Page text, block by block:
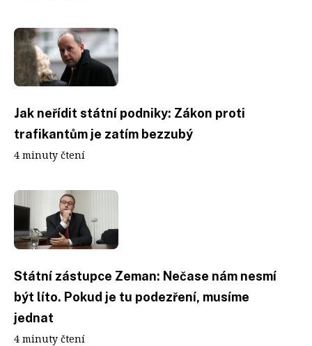
Jak neřídit státní podniky: Zákon proti
trafikantům je zatím bezzubý
4 minuty čtení
Státní zástupce Zeman: Nečase nám nesmí
být líto. Pokud je tu podezření, musíme
jednat
4 minuty čtení